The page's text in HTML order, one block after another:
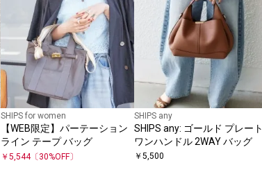
SHIPS for women
【WEB限定】パーテーション
ライン テープ バッグ
￥ 5,544〔30%OFF〕
SHIPS any
SHIPS any: ゴールド プレート
ワンハンドル 2WAY バッグ
￥ 5,500